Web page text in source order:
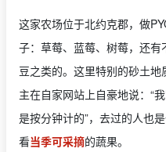
这家农场位于北约克郡，做
子：草莓、蓝莓、树莓，还
豆之类的。这里特别的砂土
主在自家网站上自豪地说：“
是按分钟计的”，去过的人也
看当季可采摘的蔬果。